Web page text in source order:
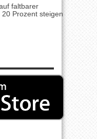
faltbarer
Prozent steigen